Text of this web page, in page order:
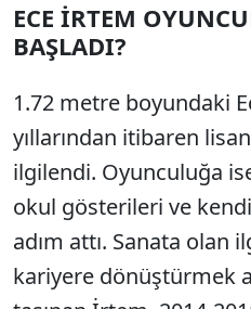
ECE İRTEM
BAŞLADI?
1.72 metre boyundaki
yıllarından itibaren
ilgilendi. Oyunculuğa
okul gösterileri ve kendi
adım attı. Sanata olan
kariyere dönüştürmek